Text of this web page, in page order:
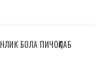
БОЛА ПИЧОҚЛАБ